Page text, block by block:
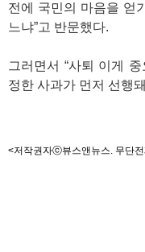
전에 국민의 마음을 얻
느냐”고 반문했다.
그러면서 “사퇴 이게
정한 사과가 먼저 선행
<저작권자ⓒ뷰스앤뉴스. 무단